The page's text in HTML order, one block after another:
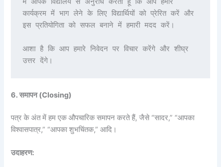
कार्यक्रम में भाग लेने के लिए विद्यार्थियों को प्रेरित करें और
इस प्रतियोगिता को सफल बनाने में हमारी मदद करें।
आशा है कि आप हमारे निवेदन पर विचार करेंगे और शीघ्र
6. समापन (Closing)
पत्र के अंत में हम एक औपचारिक समापन करते हैं, जैसे “सादर,” “आपका
विश्वासपात्र,” “आपका शुभचिंतक,” आदि।
उदाहरण: